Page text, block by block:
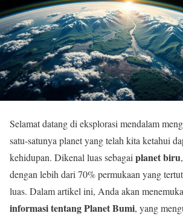
Selamat datang di eksplorasi mendalam
satu-satunya planet yang telah kita ketahui
kehidupan. Dikenal luas sebagai planet biru,
dengan lebih dari 70% permukaan yang
luas. Dalam artikel ini, Anda akan
informasi tentang Planet Bumi, yang